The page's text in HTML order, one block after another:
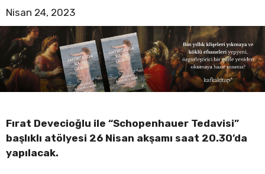
Nisan 24, 2023
Fırat Devecioğlu ile “Schopenhauer Tedavisi”
başlıklı atölyesi 26 Nisan akşamı saat 20.30’da
yapılacak.